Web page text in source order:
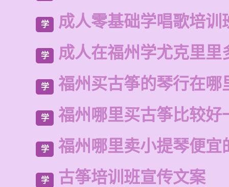
学 成人零基础学唱歌培训
学 成人在福州学尤克里里
学 福州买古筝的琴行在哪
学 福州哪里买古筝比较好
学 福州哪里卖小提琴便宜
学 古筝培训班宣传文案